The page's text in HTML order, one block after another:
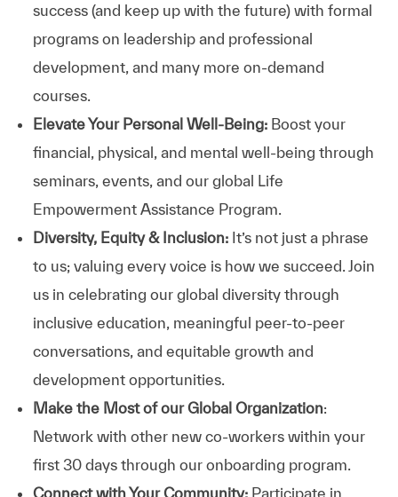
success (and keep up with the future) with formal
programs on leadership and professional
development, and many more on-demand
courses.
Elevate Your Personal Well-Being:Boost your
financial, physical, and mental well-being through
seminars, events, and our global Life
Empowerment Assistance Program.
Diversity, Equity & Inclusion: It’s not just a phrase
to us; valuing every voice is how we succeed. Join
us in celebrating our global diversity through
inclusive education, meaningful peer-to-peer
conversations, and equitable growth and
development opportunities.
Make the Most of our Global Organization:
Network with other new co-workers within your
first 30 days through our onboarding program.
Connect with Your Community:Participate in